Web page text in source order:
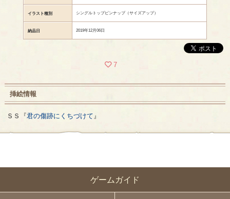
ゲームガイド
イラスト種別 シングルトップピンナップ（サイズアップ）
納品日 2019年12月06日
7
挿絵情報
ＳＳ『君の傷跡にくちづけて』